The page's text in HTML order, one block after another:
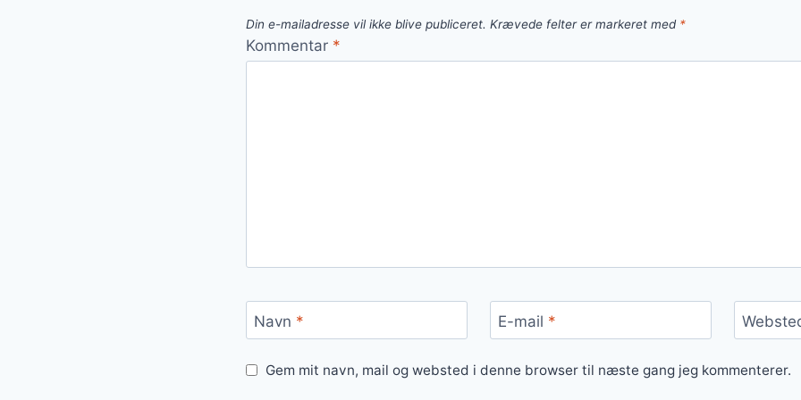
Din e-mailadresse vil ikke blive publiceret. Krævede felter er markeret med *
Kommentar *
Navn * E-mail *
Gem mit navn, mail og websted i denne browser til næste gang jeg kommenterer.